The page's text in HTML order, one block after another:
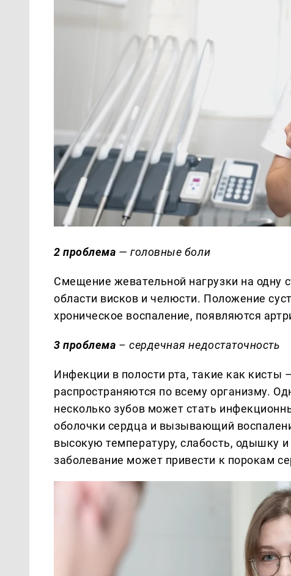
2 проблема — головные боли
Смещение жевательной нагрузки на одну
области висков и челюсти. Положение
хроническое воспаление, появляются
3 проблема – сердечная недостаточность
Инфекции в полости рта, такие как кисты
распространяются по всему организму.
несколько зубов может стать
оболочки сердца и вызывающий
высокую температуру, слабость, одышку
заболевание может привести к порокам